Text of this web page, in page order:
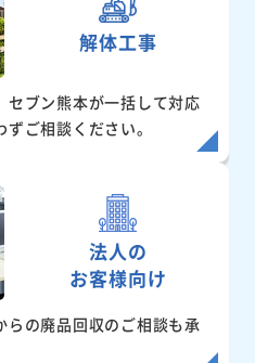
解体工事
セブン熊本が一括して対応
ご相談ください。
法人の
お客様向け
らの廃品回収のご相談も承